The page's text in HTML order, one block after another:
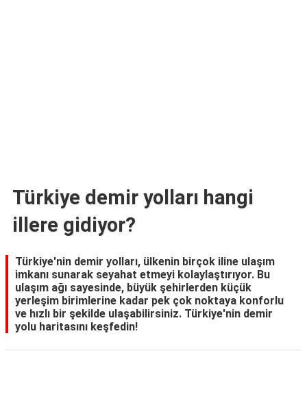
Türkiye demir yolları hangi
illere gidiyor?
Türkiye'nin demir yolları, ülkenin birçok iline ulaşım
imkanı sunarak seyahat etmeyi kolaylaştırıyor. Bu
ulaşım ağı sayesinde, büyük şehirlerden küçük
yerleşim birimlerine kadar pek çok noktaya konforlu
ve hızlı bir şekilde ulaşabilirsiniz. Türkiye'nin demir
yolu haritasını keşfedin!